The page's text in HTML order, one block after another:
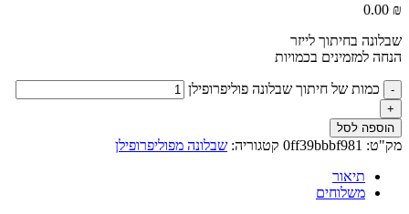
0.00 ₪
שבלונה בחיתוך לייזר
הנחה למזמינים בכמויות
כמות של חיתוך שבלונה פוליפרופילן
הוספה לסל
מק"ט: 0ff39bbbf981 קטגוריה: שבלונה מפוליפרופילן
תיאור
משלוחים